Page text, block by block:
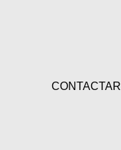
CONTACTAR